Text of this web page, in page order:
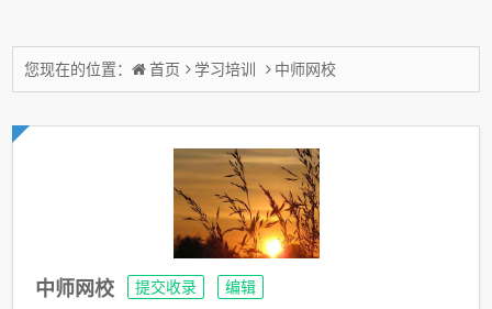
您现在的位置： 首页 学习培训 中师网校
中师网校 提交收录
编辑